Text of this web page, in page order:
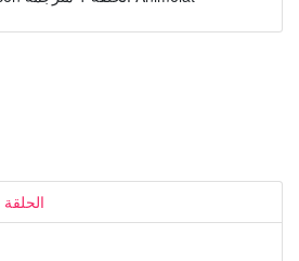
انمي Punchline الحلقة 1 مترجم